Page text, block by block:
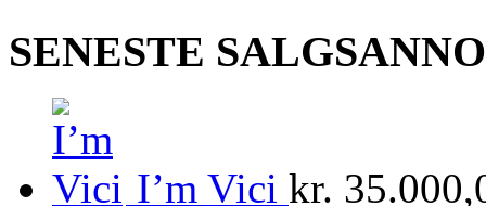
SENESTE
I’m Vici kr.